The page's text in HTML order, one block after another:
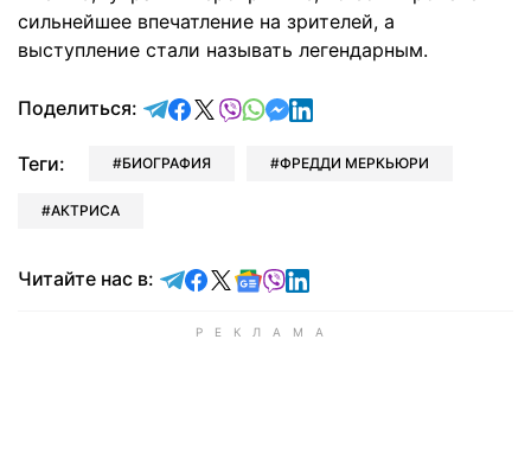
сильнейшее впечатление на зрителей, а
выступление стали называть легендарным.
Поделиться: отправить в Telegram
поделиться в Facebook
поделиться в X
отправить в Viber
отправить в Whatsapp
отправить в Messenger
отправить в LinkedIn
Теги: БИОГРАФИЯ ФРЕДДИ МЕРКЬЮРИ
АКТРИСА
Читайте нас в: Читайте в Telegram
Читайте в Facebook
Читайте в X
Читайте в Google news
Читайте в Viber
Читайте в LinkedIn